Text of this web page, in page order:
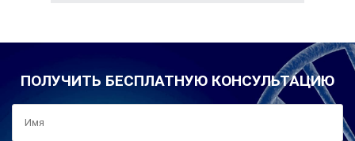
ПОЛУЧИТЬ БЕСПЛАТНУЮ КОНСУЛЬТАЦИЮ